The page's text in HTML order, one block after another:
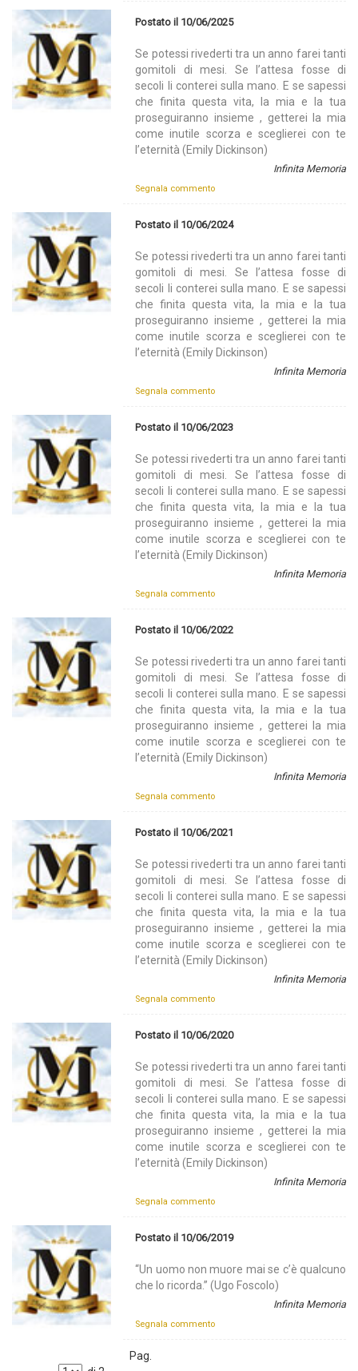
Postato il 10/06/2025
Se potessi rivederti tra un anno farei tanti
gomitoli di mesi. Se l’attesa fosse di
secoli li conterei sulla mano. E se sapessi
che finita questa vita, la mia e la tua
proseguiranno insieme , getterei la mia
come inutile scorza e sceglierei con te
l’eternità (Emily Dickinson)
Infinita Memoria
Segnala commento
Postato il 10/06/2024
Se potessi rivederti tra un anno farei tanti
gomitoli di mesi. Se l’attesa fosse di
secoli li conterei sulla mano. E se sapessi
che finita questa vita, la mia e la tua
proseguiranno insieme , getterei la mia
come inutile scorza e sceglierei con te
l’eternità (Emily Dickinson)
Infinita Memoria
Segnala commento
Postato il 10/06/2023
Se potessi rivederti tra un anno farei tanti
gomitoli di mesi. Se l’attesa fosse di
secoli li conterei sulla mano. E se sapessi
che finita questa vita, la mia e la tua
proseguiranno insieme , getterei la mia
come inutile scorza e sceglierei con te
l’eternità (Emily Dickinson)
Infinita Memoria
Segnala commento
Postato il 10/06/2022
Se potessi rivederti tra un anno farei tanti
gomitoli di mesi. Se l’attesa fosse di
secoli li conterei sulla mano. E se sapessi
che finita questa vita, la mia e la tua
proseguiranno insieme , getterei la mia
come inutile scorza e sceglierei con te
l’eternità (Emily Dickinson)
Infinita Memoria
Segnala commento
Postato il 10/06/2021
Se potessi rivederti tra un anno farei tanti
gomitoli di mesi. Se l’attesa fosse di
secoli li conterei sulla mano. E se sapessi
che finita questa vita, la mia e la tua
proseguiranno insieme , getterei la mia
come inutile scorza e sceglierei con te
l’eternità (Emily Dickinson)
Infinita Memoria
Segnala commento
Postato il 10/06/2020
Se potessi rivederti tra un anno farei tanti
gomitoli di mesi. Se l’attesa fosse di
secoli li conterei sulla mano. E se sapessi
che finita questa vita, la mia e la tua
proseguiranno insieme , getterei la mia
come inutile scorza e sceglierei con te
l’eternità (Emily Dickinson)
Infinita Memoria
Segnala commento
Postato il 10/06/2019
“Un uomo non muore mai se c’è qualcuno
che lo ricorda.” (Ugo Foscolo)
Infinita Memoria
Segnala commento
Pag.